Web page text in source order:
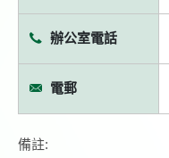
辦公室電話
電郵
備註: